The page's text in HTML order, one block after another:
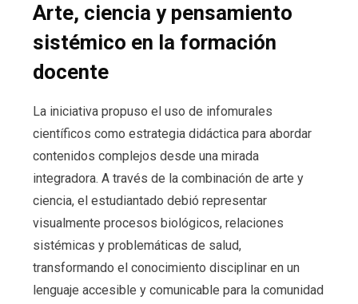
Arte, ciencia y pensamiento
sistémico en la formación
docente
La iniciativa propuso el uso de infomurales
científicos como estrategia didáctica para abordar
contenidos complejos desde una mirada
integradora. A través de la combinación de arte y
ciencia, el estudiantado debió representar
visualmente procesos biológicos, relaciones
sistémicas y problemáticas de salud,
transformando el conocimiento disciplinar en un
lenguaje accesible y comunicable para la comunidad